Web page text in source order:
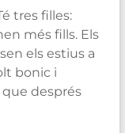
tres filles:
més fills. Els
els estius a
bonic i
després